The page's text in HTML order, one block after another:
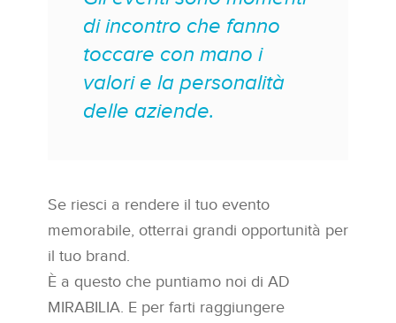
di incontro che fanno
toccare con mano i
valori e la personalità
delle aziende.
Se riesci a rendere il tuo evento
memorabile, otterrai grandi opportunità per
il tuo brand.
È a questo che puntiamo noi di AD
MIRABILIA. E per farti raggiungere